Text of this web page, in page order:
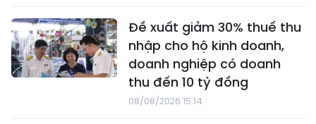
Đề xuất giảm 30% thuế thu
nhập cho hộ kinh doanh,
doanh nghiệp có doanh
thu đến 10 tỷ đồng
08/08/2026 15:14